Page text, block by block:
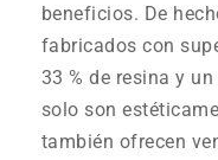
beneficios. De
fabricados con
33 % de resina y
solo son
también ofrecen